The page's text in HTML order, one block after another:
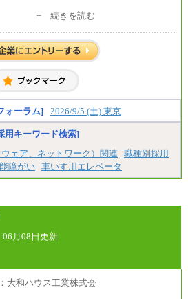
円～250,000円
遇は経験・能力を考慮の上、当社規程に
ます。
す。
+ 続きを読む
ォーラム] 2026/9/5 (土) 東京
用キーワード検索]
ェア、ネットワーク）関連
職種別採用
障がい 車いす用エレベータ
06月08日更新